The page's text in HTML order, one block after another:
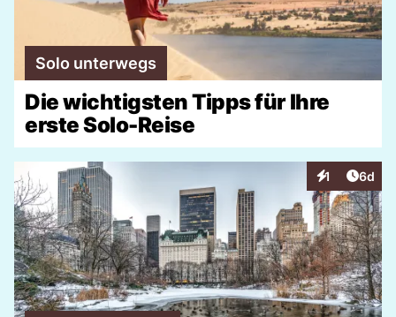
Solo unterwegs
Die wichtigsten Tipps für Ihre
erste Solo-Reise
1
Interaktionen
6d